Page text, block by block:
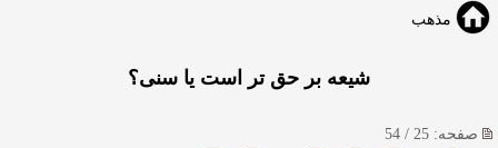
مذهب
شیعه بر حق تر است یا سنی؟
صفحه: 25 / 54